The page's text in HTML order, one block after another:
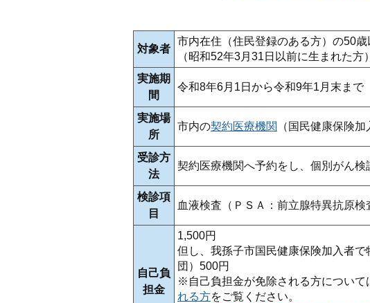
対象者
市内在住（住民登録のある方）の50歳
（昭和52年3月31日以前に生まれた方）
実施期
間
令和8年6月1日から令和9年1月末まで
実施場
所
市内の契約医療機関 （国民健康保険
受診方
法
契約医療機関へ予約をし、個別がん
検診項
目
血液検査（ＰＳＡ：前立腺特異抗原検
自己負
担金
1,500円
但し、我孫子市国民健康保険加入者
団）500円
※自己負担金が免除される方について
れる方をご覧ください。